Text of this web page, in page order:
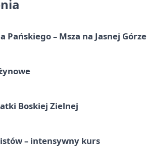
Pańskiego – Msza na Jasnej Górze
Boskiej Zielnej
– intensywny kurs